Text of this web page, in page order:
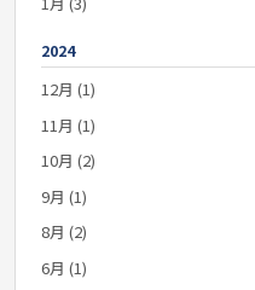
2024
12月 (1)
11月 (1)
10月 (2)
9月 (1)
8月 (2)
6月 (1)